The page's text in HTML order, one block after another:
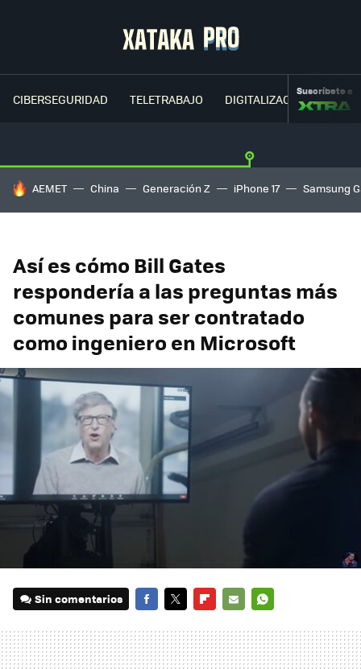
CIBERSEGURIDAD TELETRABAJO DIGITALIZACIÓNSuscríbete a
HOY SE HABLA DE
AEMET China Generación Z iPhone 17 Samsung
Así es cómo Bill Gates
respondería a las preguntas más
comunes para ser contratado
como ingeniero en Microsoft
Sin comentarios
MAIL